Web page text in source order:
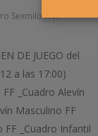
Sexmilo FNT
DE JUEGO del
a las 17:00)
_Cuadro Alevín
Masculino FF
FF _Cuadro Infantil